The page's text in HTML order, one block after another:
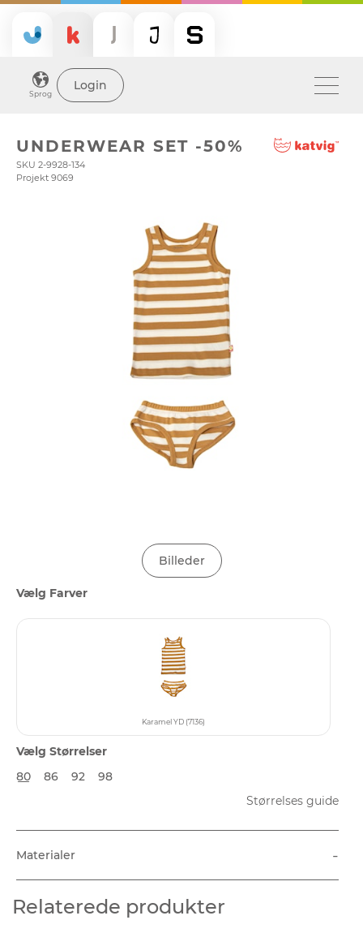
Sprog
Login
UNDERWEAR SET -50%
SKU 2-9928-134
Projekt 9069
Billeder
Vælg Farver
Karamel YD (7136)
Vælg Størrelser
80
86 92
98
Størrelses guide
Materialer -
Relaterede produkter